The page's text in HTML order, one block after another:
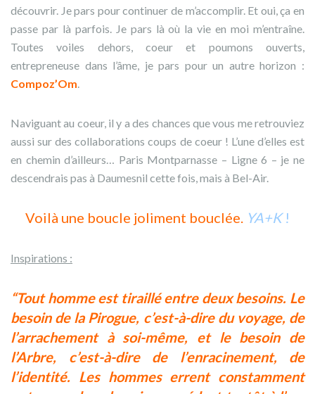
découvrir. Je pars pour continuer de m’accomplir. Et oui, ça en
passe par là parfois.
Je pars là où la vie en moi m’entraîne.
Toutes voiles dehors, coeur et poumons ouverts,
entrepreneuse dans l’âme, je pars pour un autre horizon :
Compoz’Om
Naviguant au coeur, il y a des chances que vous me retrouviez
aussi sur des collaborations coups de coeur ! L’une d’elles est
en chemin d’ailleurs… Paris Montparnasse – Ligne 6 – je ne
descendrais pas à Daumesnil cette fois, mais à Bel-Air.
Voilà une boucle joliment bouclée. YA+K!
Inspirations :
“Tout homme est tiraillé entre deux besoins. Le
besoin de la Pirogue, c’est-à-dire du voyage, de
l’arrachement à soi-même, et le besoin de
l’Arbre, c’est-à-dire de l’enracinement, de
l’identité. Les hommes errent constamment